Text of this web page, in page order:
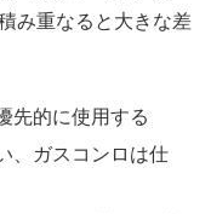
み重なると大きな差
先的に使用する
、ガスコンロは仕